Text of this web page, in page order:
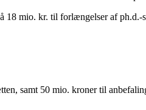
mio. kr. til forlængelser af ph.d.-
samt 50 mio. kroner til